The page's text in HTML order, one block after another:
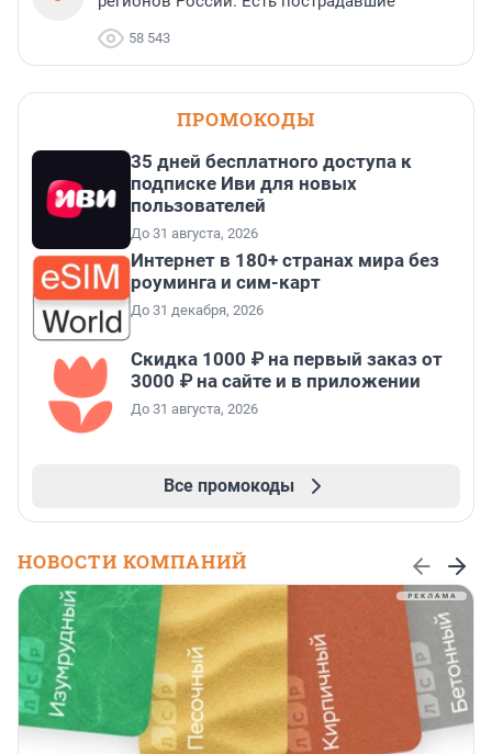
58 543
ПРОМОКОДЫ
35 дней бесплатного доступа к
подписке Иви для новых
пользователей
До 31 августа, 2026
Интернет в 180+ странах мира без
роуминга и сим-карт
До 31 декабря, 2026
Скидка 1000 ₽ на первый заказ от
3000 ₽ на сайте и в приложении
До 31 августа, 2026
Все промокоды
НОВОСТИ КОМПАНИЙ